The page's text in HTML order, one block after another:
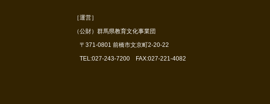
［運営］
（公財）群馬県教育文化事業団
〒371-0801 前橋市文京町2-20-22
TEL:027-243-7200 FAX:027-221-4082